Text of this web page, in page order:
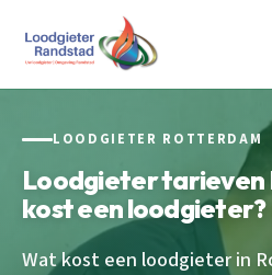
LOODGIETER ROTTERDAM
Loodgieter tarieven
kost een loodgieter?
Wat kost een loodgieter in